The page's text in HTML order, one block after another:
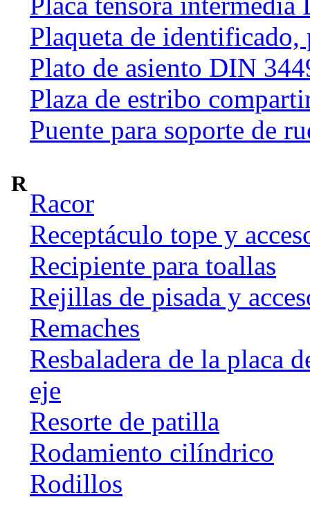
Plaqueta de identificado,
Plato de asiento DIN
Plaza de estribo
Puente para soporte de
R
Racor
Receptáculo tope y
Recipiente para toallas
Rejillas de pisada y
Remaches
Resbaladera de la placa
eje
Resorte de patilla
Rodamiento cilíndrico
Rodillos